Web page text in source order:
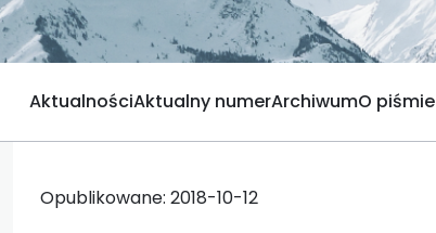
AktualnościAktualny numerArchiwumO piśmie
Opublikowane: 2018-10-12